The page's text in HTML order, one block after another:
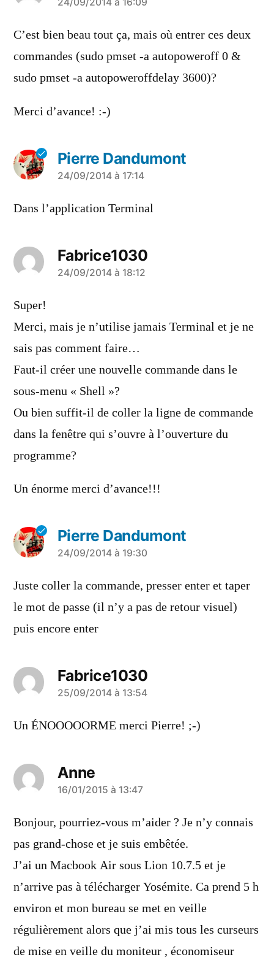
a
dit :
C’est bien beau tout ça, mais où entrer ces deux
commandes (sudo pmset -a autopoweroff 0 &
sudo pmset -a autopoweroffdelay 3600)?
Merci d’avance! :-)
Pierre Dandumont
a
dit :
24/09/2014 à 17:14
Dans l’application Terminal
Fabrice1030
a
24/09/2014 à 18:12
Super!
Merci, mais je n’utilise jamais Terminal et je ne
sais pas comment faire…
Faut-il créer une nouvelle commande dans le
sous-menu « Shell »?
Ou bien suffit-il de coller la ligne de commande
dans la fenêtre qui s’ouvre à l’ouverture du
programme?
Un énorme merci d’avance!!!
Pierre Dandumont
a
dit :
24/09/2014 à 19:30
Juste coller la commande, presser enter et taper
le mot de passe (il n’y a pas de retour visuel)
puis encore enter
Fabrice1030
a
dit :
25/09/2014 à 13:54
Un ÉNOOOOORME merci Pierre! ;-)
Anne
a
dit :
16/01/2015 à 13:47
Bonjour, pourriez-vous m’aider ? Je n’y connais
pas grand-chose et je suis embêtée.
J’ai un Macbook Air sous Lion 10.7.5 et je
n’arrive pas à télécharger Yosémite. Ca prend 5 h
environ et mon bureau se met en veille
régulièrement alors que j’ai mis tous les curseurs
de mise en veille du moniteur , économiseur